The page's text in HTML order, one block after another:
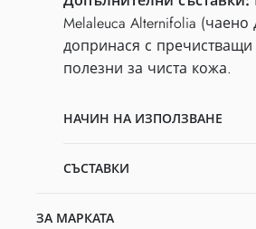
Melaleuca Alternifolia
допринася с пречистващи
полезни за чиста кожа.
НАЧИН НА ИЗПОЛЗВАНЕ
СЪСТАВКИ
ЗА МАРКАТА